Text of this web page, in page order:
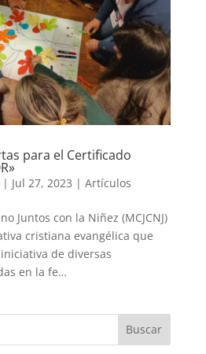
para el Certificado
| Jul 27, 2023 | Artículos
Juntos con la Niñez (MCJCNJ)
cristiana evangélica que
de diversas
en la fe…